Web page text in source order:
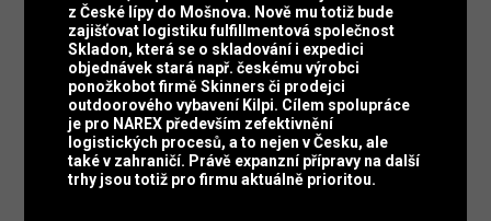
z České lípy do Mošnova. Nově mu totiž bude
zajišťovat logistiku fulfillmentová společnost
Skladon, která se o skladování i expedici
objednávek stará např. českému výrobci
ponožkobot firmě Skinners či prodejci
outdoorového vybavení Kilpi. Cílem spolupráce
je pro NAREX především zefektivnění
logistických procesů, a to nejen v Česku, ale
také v zahraničí. Právě expanzní přípravy na další
trhy jsou totiž pro firmu aktuálně prioritou.